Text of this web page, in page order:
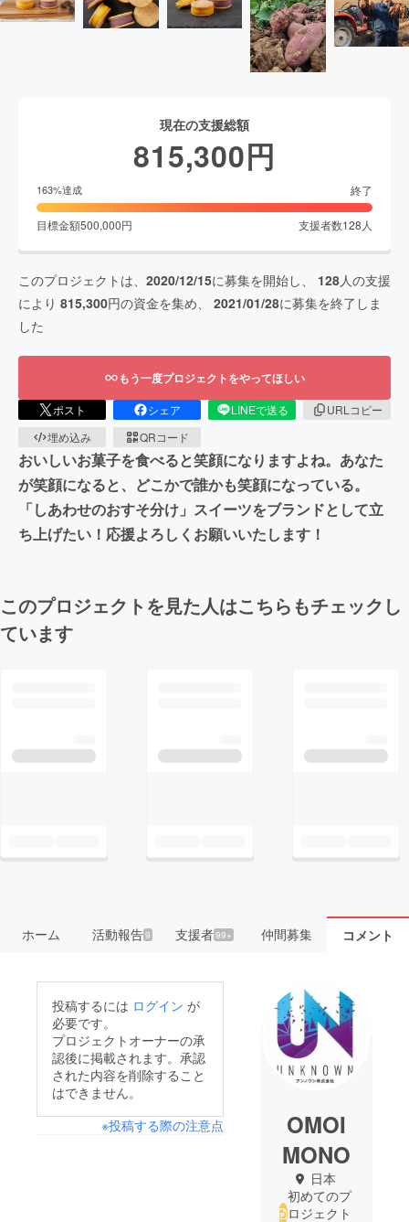
現在の支援総額
815,300円
163%達成 終了
目標金額500,000円 支援者数128 人
このプロジェクトは、 2020/12/15に募集を開始し、 128人の支援
により 815,300円の資金を集め、 2021/01/28に募集を終了しま
した
もう一度プロジェクトをやってほしい
ポスト シェア LINEで送る
URLコピー
埋め込み
QRコード
おいしいお菓子を食べると笑顔になりますよね。あなた
が笑顔になると、どこかで誰かも笑顔になっている。
「しあわせのおすそ分け」スイーツをブランドとして立
ち上げたい！応援よろしくお願いいたします！
このプロジェクトを見た人はこちらもチェックし
ています
ホーム 活動報告9 支援者99+ 仲間募集 コメント
投稿するには ログイン が
必要です。
プロジェクトオーナーの承
認後に掲載されます。承認
された内容を削除すること
はできません。
※投稿する際の注意点
OMOI
MONO
日本
初めてのプ
ロジェクト